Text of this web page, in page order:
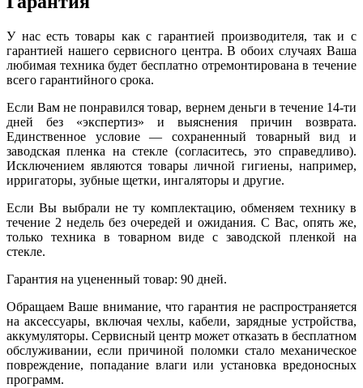
У нас есть товары как с гарантией производителя, так и с
гарантией нашего сервисного центра. В обоих случаях Ваша
любимая техника будет бесплатно отремонтирована в течение
всего гарантийного срока.
Если Вам не понравился товар, вернем деньги в течение 14-ти
дней без «экспертиз» и выяснения причин возврата.
Единственное условие — сохраненный товарный вид и
заводская пленка на стекле (согласитесь, это справедливо).
Исключением являются товары личной гигиены, например,
ирригаторы, зубные щетки, ингаляторы и другие.
Если Вы выбрали не ту комплектацию, обменяем технику в
течение 2 недель без очередей и ожидания. С Вас, опять же,
только техника в товарном виде с заводской пленкой на
стекле.
Гарантия на уцененный товар: 90 дней.
Обращаем Ваше внимание, что гарантия не распространяется
на аксессуары, включая чехлы, кабели, зарядные устройства,
аккумуляторы. Сервисный центр может отказать в бесплатном
обслуживании, если причиной поломки стало механическое
повреждение, попадание влаги или установка вредоносных
программ.